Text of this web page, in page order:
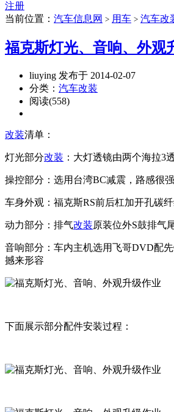
注册
当前位置： 汽车信息网 > 用车 > 汽车改
福克斯灯光、音响、外观
liuying 发布于 2014-02-07
分类： 汽车改装
阅读(558)
改装清单：
灯光部分改装 ：大灯透镜由两个海拉3
操控部分：选用台湾BC减震，路感很
车身外观：福克斯RS前后杠加开孔碳
动力部分：排气改装原装位外S鼓排气
音响部分：车内主机选用飞哥DVD配
撼来形容
下面展示部分配件安装过程：